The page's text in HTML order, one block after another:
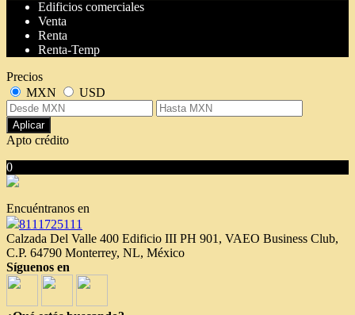
Edificios comerciales
Venta
Renta
Renta-Temp
Precios
MXN
USD
Aplicar
Apto crédito
0
Encuéntranos en
8111725111
Calzada Del Valle 400 Edificio III PH 901, VAEO Business Club,
C.P. 64790 Monterrey, NL, México
Síguenos en